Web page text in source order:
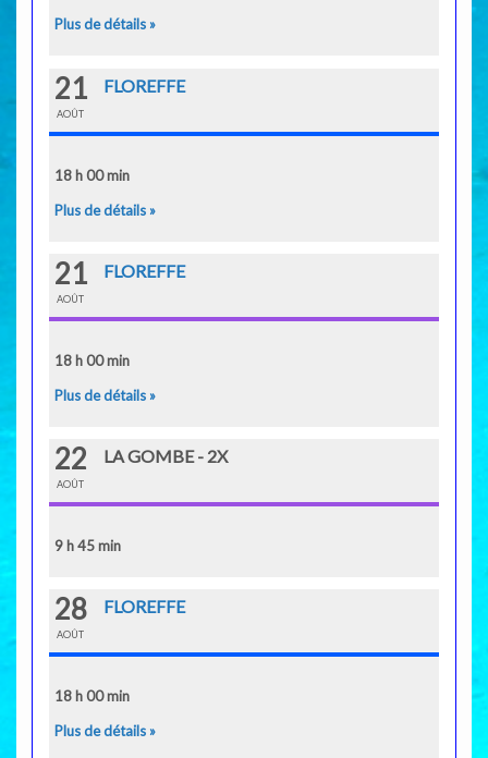
Plus de détails »
21
AOÛT
FLOREFFE
18 h 00 min
Plus de détails »
21
AOÛT
FLOREFFE
18 h 00 min
Plus de détails »
22
AOÛT
LA GOMBE - 2X
9 h 45 min
28
AOÛT
FLOREFFE
18 h 00 min
Plus de détails »